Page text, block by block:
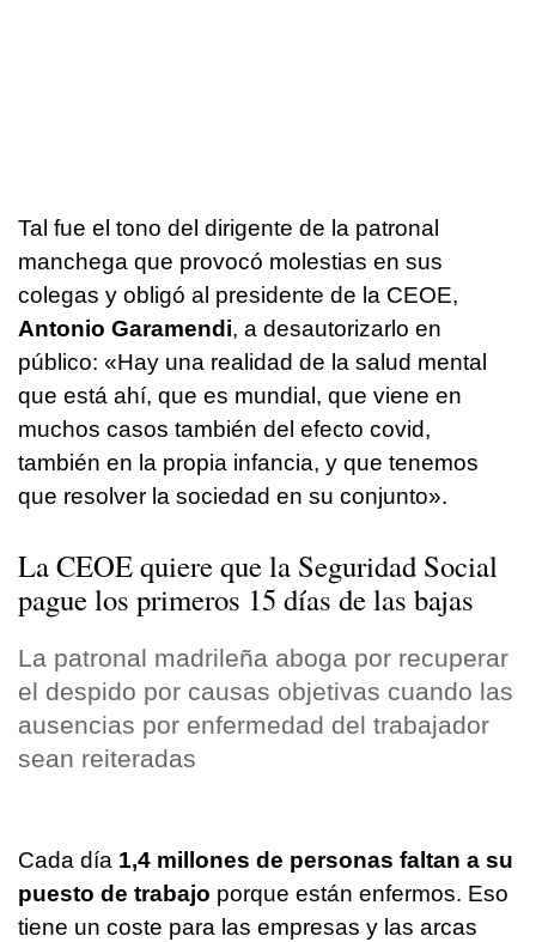
Tal fue el tono del dirigente de la patronal
manchega que provocó molestias en sus
colegas y obligó al presidente de la CEOE,
Antonio Garamendi, a desautorizarlo en
público: «Hay una realidad de la salud mental
que está ahí, que es mundial, que viene en
muchos casos también del efecto covid,
también en la propia infancia, y que tenemos
que resolver la sociedad en su conjunto».
La CEOE quiere que la Seguridad Social
pague los primeros 15 días de las bajas
La patronal madrileña aboga por recuperar
el despido por causas objetivas cuando las
ausencias por enfermedad del trabajador
sean reiteradas
Cada día 1,4 millones de personas faltan a su
puesto de trabajo porque están enfermos. Eso
tiene un coste para las empresas y las arcas